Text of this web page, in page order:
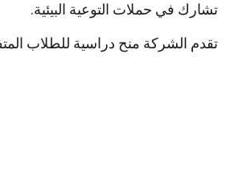
تشارك في حملات التوعية البيئية.
تقدم الشركة منح دراسية للطلاب